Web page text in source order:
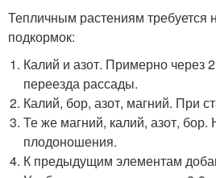
Тепличным растениям требуется
подкормок:
Калий и азот. Примерно через
переезда рассады.
Калий, бор, азот, магний. При
Те же магний, калий, азот, бор.
плодоношения.
К предыдущим элементам